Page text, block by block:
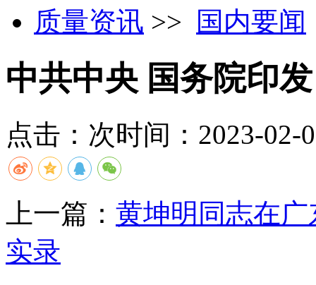
质量资讯 >> 国内要闻
中共中央 国务院印
点击： 次时间：2023-02-
上一篇： 黄坤明同志在
实录